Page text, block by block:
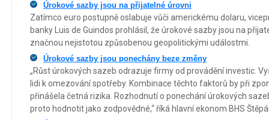
Úrokové sazby jsou na přijatelné úrovni
Zatímco euro postupně oslabuje vůči americkému dolaru,
banky Luis de Guindos prohlásil, že úrokové sazby jsou na
značnou nejistotou způsobenou geopolitickými událostmi.
Úrokové sazby jsou ponechány beze změny
„Růst úrokových sazeb odrazuje firmy od provádění investic.
lidi k omezování spotřeby. Kombinace těchto faktorů by při
přinášela četná rizika. Rozhodnutí o ponechání úrokových
proto hodnotit jako zodpovědné,“ říká hlavní ekonom BHS